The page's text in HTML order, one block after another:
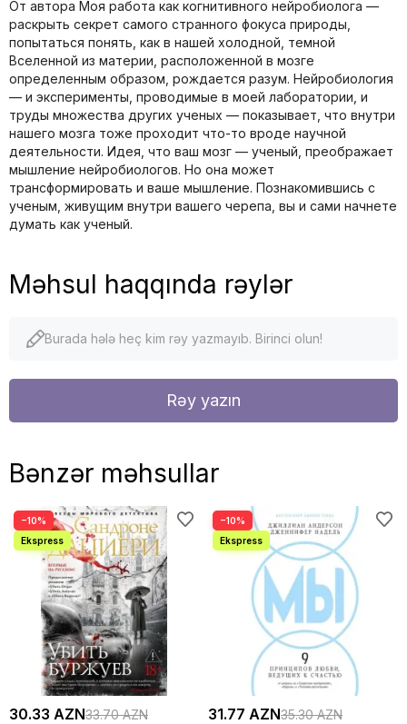
От автора Моя работа как когнитивного нейробиолога —
раскрыть секрет самого странного фокуса природы,
попытаться понять, как в нашей холодной, темной
Вселенной из материи, расположенной в мозге
определенным образом, рождается разум. Нейробиология
— и эксперименты, проводимые в моей лаборатории, и
труды множества других ученых — показывает, что внутри
нашего мозга тоже проходит что-то вроде научной
деятельности. Идея, что ваш мозг — ученый, преображает
мышление нейробиологов. Но она может
трансформировать и ваше мышление. Познакомившись с
ученым, живущим внутри вашего черепа, вы и сами начнете
думать как ученый.
Məhsul haqqında rəylər
Burada hələ heç kim rəy yazmayıb. Birinci olun!
Rəy yazın
Bənzər məhsullar
−10%
30.33 AZN33.70 AZN
−10%
31.77 AZN35.30 AZN